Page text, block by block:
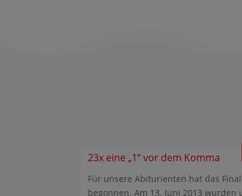
23x eine „1“ vor dem Komma
Für unsere Abiturienten hat das
begonnen. Am 13. Juni 2013 wurden